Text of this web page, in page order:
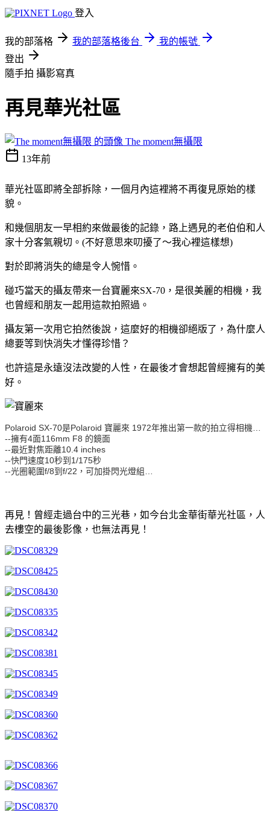
登入
我的部落格 我的部落格後台
我的帳號
登出
隨手拍 攝影寫真
再見華光社區
The moment無攝限
13年前
華光社區即將全部拆除，一個月內這裡將不再復見原始的樣
貌。
和幾個朋友一早相約來做最後的記錄，路上遇見的老伯伯和人
家十分客氣親切。(不好意思來叨擾了～我心裡這樣想)
對於即將消失的總是令人惋惜。
碰巧當天的攝友帶來一台寶麗來SX-70，是很美麗的相機，我
也曾經和朋友一起用這款拍照過。
攝友第一次用它拍然後說，這麼好的相機卻絕版了，為什麼人
總要等到快消失才懂得珍惜？
也許這是永遠沒法改變的人性，在最後才會想起曾經擁有的美
好。
Polaroid SX-70是Polaroid 寶麗來 1972年推出第一款的拍立得相機…
--擁有4面116mm F8 的鏡面
--最近對焦距離10.4 inches
--快門速度10秒到1/175秒
--光圈範圍f/8到f/22，可加掛閃光燈組…
再見！曾經走過台中的三光巷，如今台北金華街華光社區，人
去樓空的最後影像，也無法再見！